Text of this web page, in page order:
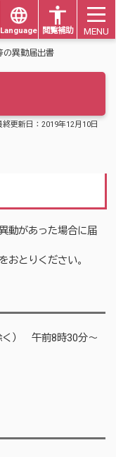
Languages 閲覧補助 MENU
の異動届出書
終更新日： 2019年12月10日
動があった場合に届
おとりください。
く） 午前8時30分～